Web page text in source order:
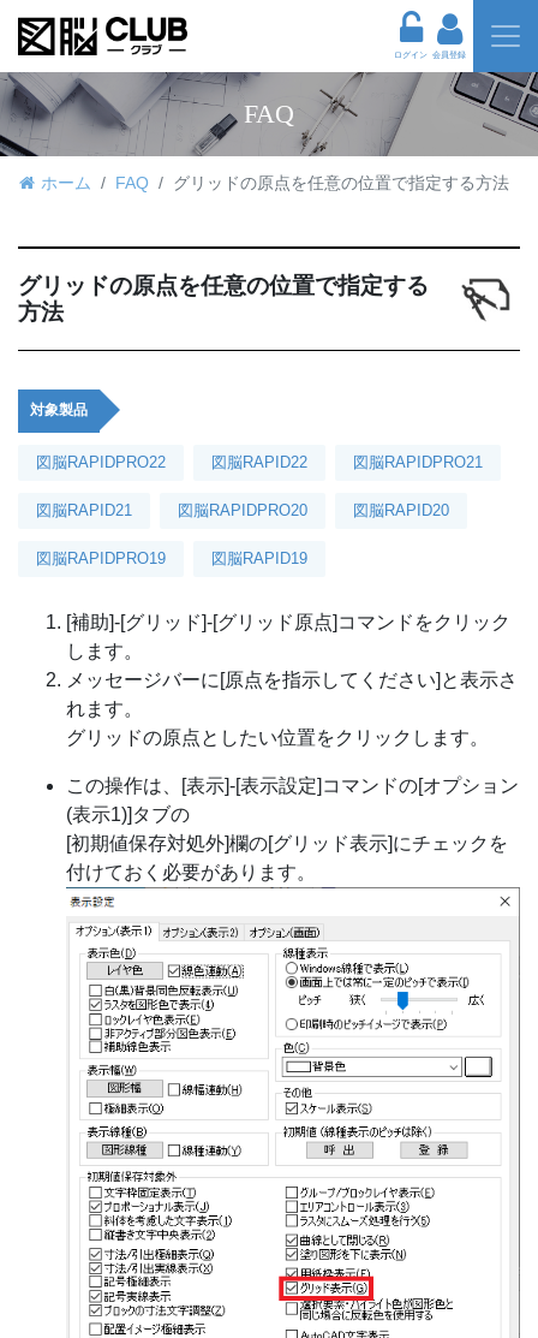
ログイン 会員登録
FAQ
ホーム FAQ グリッドの原点を任意の位置で指定する方法
グリッドの原点を任意の位置で指定する
方法
対象製品
図脳RAPIDPRO22 図脳RAPID22 図脳RAPIDPRO21
図脳RAPID21 図脳RAPIDPRO20 図脳RAPID20
図脳RAPIDPRO19 図脳RAPID19
[補助]-[グリッド]-[グリッド原点]コマンドをクリック
します。
メッセージバーに[原点を指示してください]と表示さ
れます。
グリッドの原点としたい位置をクリックします。
この操作は、[表示]-[表示設定]コマンドの[オプション
(表示1)]タブの
[初期値保存対処外]欄の[グリッド表示]にチェックを
付けておく必要があります。